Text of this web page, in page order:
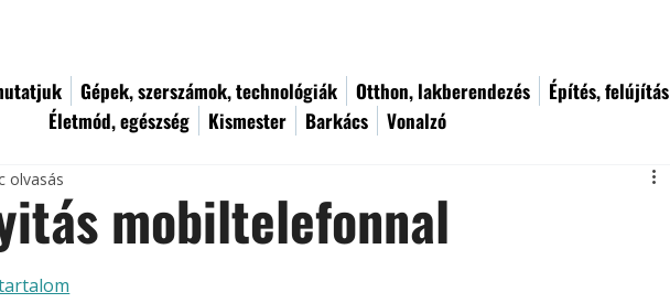
Gépek, szerszámok, technológiák Otthon, lakberendezés Építés, felújítás
Életmód, egészség
Kismester Barkács Vonalzó
mobiltelefonnal
olvasás